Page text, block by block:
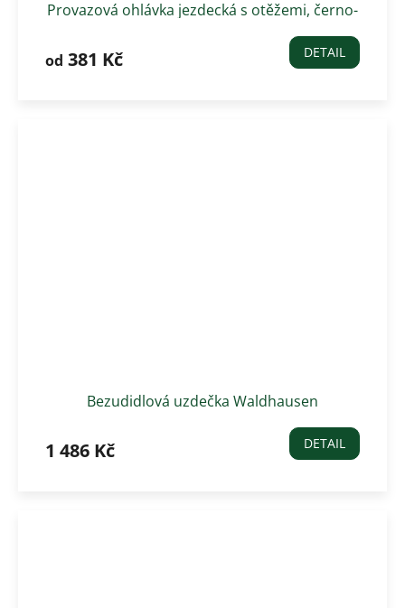
Provazová ohlávka jezdecká s otěžemi, černo-
od 381 Kč DETAIL
Bezudidlová uzdečka Waldhausen
1 486 Kč DETAIL